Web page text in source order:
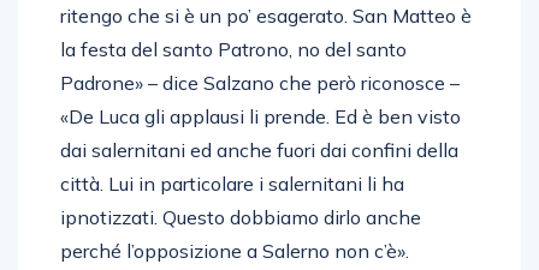
ritengo che si è un po’ esagerato. San Matteo è
la festa del santo Patrono, no del santo
Padrone» – dice Salzano che però riconosce –
«De Luca gli applausi li prende. Ed è ben visto
dai salernitani ed anche fuori dai confini della
città. Lui in particolare i salernitani li ha
ipnotizzati. Questo dobbiamo dirlo anche
perché l’opposizione a Salerno non c’è».